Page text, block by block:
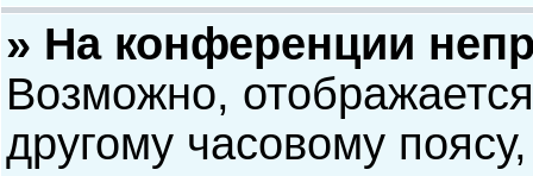
» На конференции
Возможно,
другому часовому